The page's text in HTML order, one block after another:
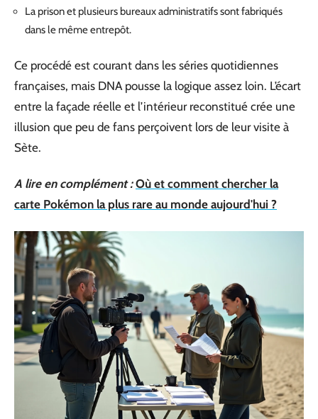
La prison et plusieurs bureaux administratifs sont fabriqués
dans le même entrepôt.
Ce procédé est courant dans les séries quotidiennes
françaises, mais DNA pousse la logique assez loin. L’écart
entre la façade réelle et l’intérieur reconstitué crée une
illusion que peu de fans perçoivent lors de leur visite à
Sète.
A lire en complément : Où et comment chercher la
carte Pokémon la plus rare au monde aujourd'hui ?